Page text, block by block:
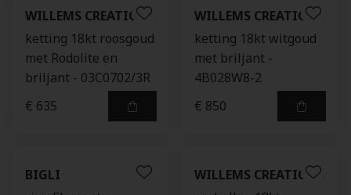
WILLEMS CREATIONS
ketting 18kt roosgoud
met Rodolite en
briljant - 03C0702/3R
€ 635
WILLEMS CREATIONS
ketting 18kt witgoud
met briljant -
4B028W8-2
€ 850
BIGLI
WILLEMS CREATIONS